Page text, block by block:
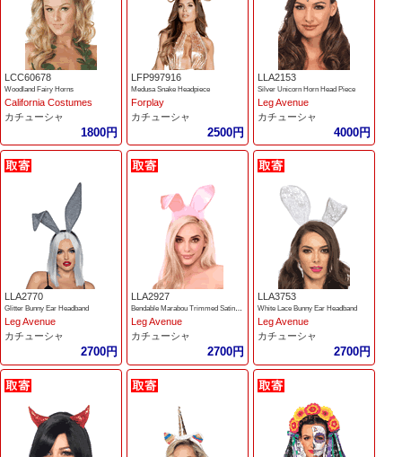
LCC60678
Woodland Fairy Horns
California Costumes
カチューシャ
1800円
LFP997916
Medusa Snake Headpiece
Forplay
カチューシャ
2500円
LLA2153
Silver Unicorn Horn Head Piece
Leg Avenue
カチューシャ
4000円
LLA2770
Glitter Bunny Ear Headband
Leg Avenue
カチューシャ
2700円
LLA2927
Bendable Marabou Trimmed Satin Bunny Ears
Leg Avenue
カチューシャ
2700円
LLA3753
White Lace Bunny Ear Headband
Leg Avenue
カチューシャ
2700円